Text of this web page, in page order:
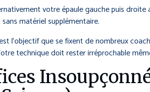
votre épaule gauche puis droite
matériel supplémentaire.
l’objectif que se fixent de nombreux
technique doit rester irréprochable